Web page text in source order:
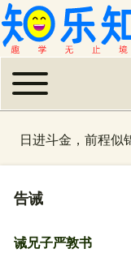
主导航
Toggle main menu
日进斗金，前程似
告诫
诫兄子严敦书